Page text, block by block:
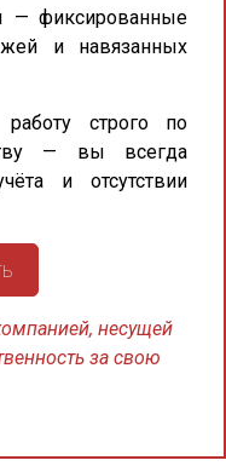
— фиксированные
и навязанных
строго по
— вы всегда
и отсутствии
несущей
за свою